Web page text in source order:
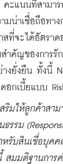
นนที่สามารถ
น่าเชื่อถือทาง
สที่จะได้อัตรา
ำคัญของการรั
งยั่งยืน ทั้งนี้
อกเบี้ยแบบ
ริมให้ลูกค้าสา
ธรรม
รับสินเชื่อบุค
มมติฐานการค